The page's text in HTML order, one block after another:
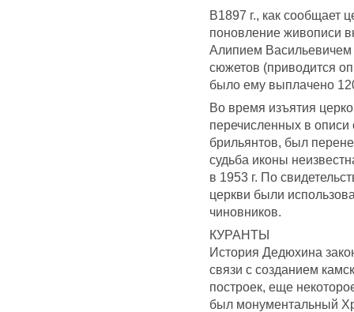
В1897 г., как сообщает
поновление живописи
Алипием
сюжетов (приводится
было ему выплачено
Во время изъятия
перечисленных в описи
брильянтов, был
судьба иконы
в 1953 г. По
церкви были
чиновников.
КУРАНТЫ
История Дедюхина
связи с созданием
построек, еще
был монументальный